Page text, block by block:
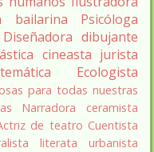
bailarina
Psicóloga
Diseñadora dibujante
cineasta jurista
Ecologista
para todas nuestras
Narradora
ceramista
de teatro Cuentista
literata
urbanista